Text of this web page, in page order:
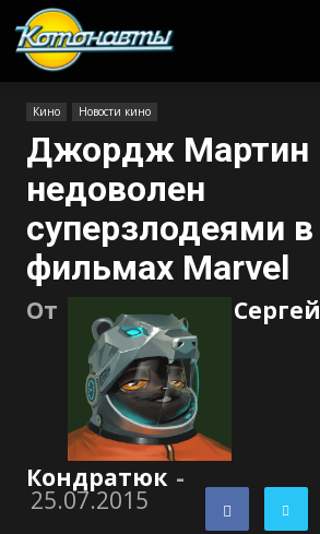
Кино Новости кино
Джордж Мартин
недоволен
суперзлодеями в
фильмах Marvel
От Сергей
Кондратюк -
25.07.2015